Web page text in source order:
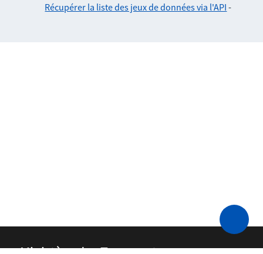
Récupérer la liste des jeux de données via l'API -